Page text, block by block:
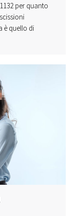
per quanto
è quello di